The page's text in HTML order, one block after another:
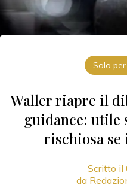
Solo
Waller riapre il
guidance: utile
rischiosa se
Scritto
da